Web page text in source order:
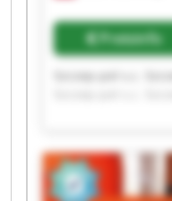
Preisinfo
Szczep-pol s.c.
Szczep-pol s.c.
Szczep-pol s.c.
Szczep-pol s.c.